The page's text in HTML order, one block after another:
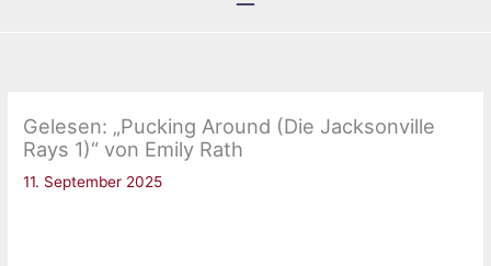
Gelesen: „Pucking Around (Die Jacksonville
Rays 1)“ von Emily Rath
11. September 2025